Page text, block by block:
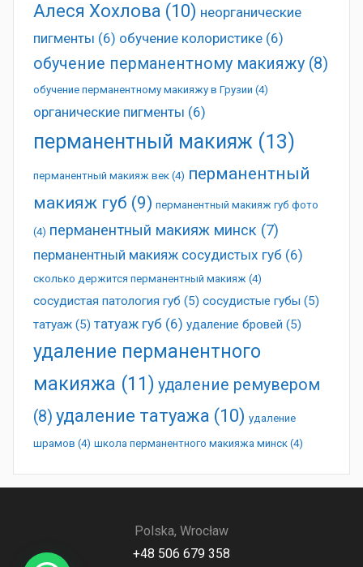
Алеся Хохлова (10) неорганические
пигменты (6) обучение колористике (6)
обучение перманентному макияжу (8)
обучение перманентному макияжу в Грузии (4)
органические пигменты (6)
перманентный макияж (13)
перманентный макияж век (4) перманентный
макияж губ (9) перманентный макияж губ фото
(4) перманентный макияж минск (7)
перманентный макияж сосудистых губ (6)
сколько держится перманентный макияж (4)
сосудистая патология губ (5) сосудистые губы (5)
татуаж (5) татуаж губ (6) удаление бровей (5)
удаление перманентного
макияжа (11) удаление ремувером
(8) удаление татуажа (10) удаление
шрамов (4) школа перманентного макияжа минск (4)
Polska, Wrocław
+48 506 679 358